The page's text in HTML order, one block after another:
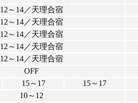
12～14／天理合宿
12～14／天理合宿
12～14／天理合宿
12～14／天理合宿
12～14／天理合宿
OFF
15～17 15～17
10～12